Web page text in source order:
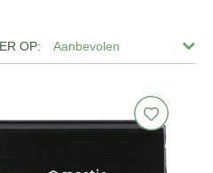
Aanbevolen